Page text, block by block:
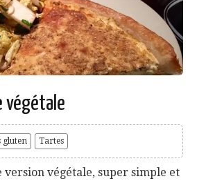
végétale
gluten Tartes
végétale, super simple et